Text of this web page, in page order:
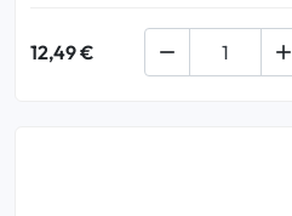
12,49 €  